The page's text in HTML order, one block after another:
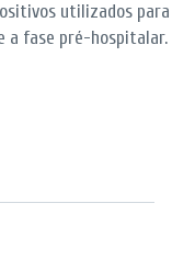
utilizados
a fase pré-hospitalar.